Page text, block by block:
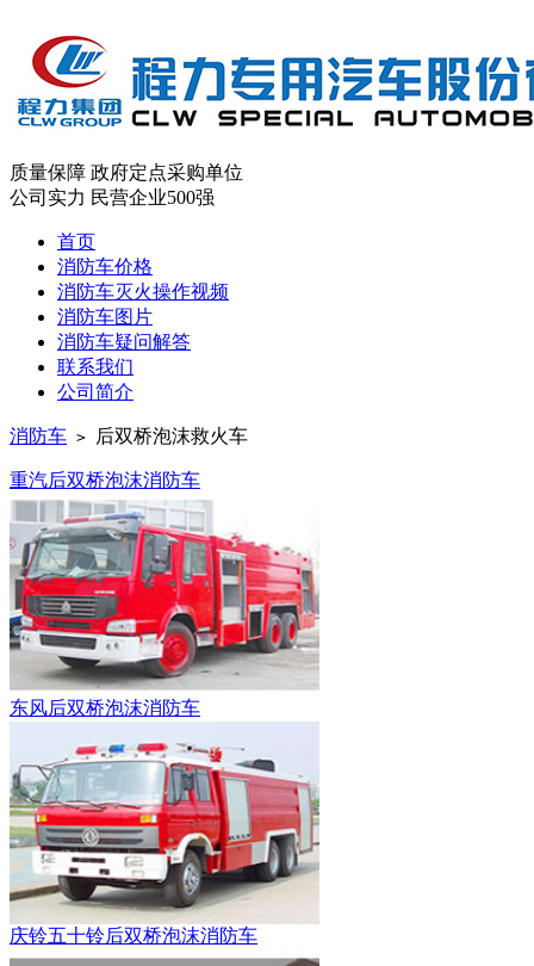
质量保障 政府定点采购单位
公司实力 民营企业500强
首页
消防车价格
消防车灭火操作视频
消防车图片
消防车疑问解答
联系我们
公司简介
消防车 > 后双桥泡沫救火车
重汽后双桥泡沫消防车
东风后双桥泡沫消防车
庆铃五十铃后双桥泡沫消防车